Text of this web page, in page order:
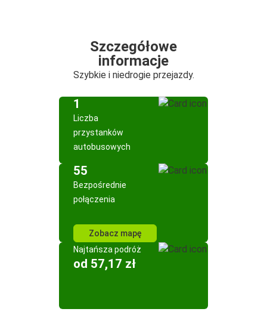
Szczegółowe
informacje
Szybkie i niedrogie przejazdy.
1
Liczba
przystanków
autobusowych
55
Bezpośrednie
połączenia
Zobacz mapę
Najtańsza podróż
od 57,17 zł